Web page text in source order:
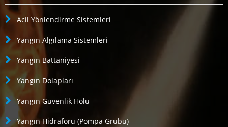
Acil Yönlendirme Sistemleri
Yangın Algılama Sistemleri
Yangın Battaniyesi
Yangın Dolapları
Yangın Güvenlik Holü
Yangın Hidraforu (Pompa Grubu)